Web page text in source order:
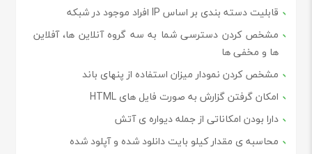
قابلیت دسته بندی بر اساس IP افراد موجود در شبکه
مشخص کردن دسترسی شما به سه گروه آنلاین ها، آفلاین
ها و مخفی ها
مشخص کردن نمودار میزان استفاده از پنهای باند
امکان گرفتن گزارش به صورت فایل های HTML
دارا بودن امکاناتی از جمله دیواره ی آتش
محاسبه ی مقدار کیلو بایت دانلود شده و آپلود شده